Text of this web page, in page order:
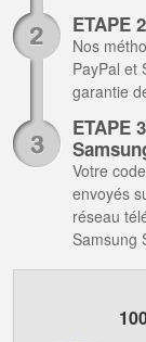
ETAPE
Nos
PayPal et
garantie
ETAPE
Votre
envoyés
réseau
Samsung